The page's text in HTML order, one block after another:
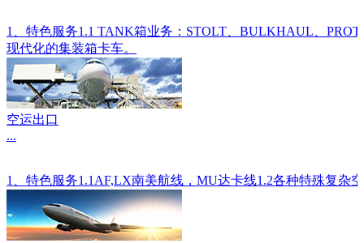
1、特色服务1.1 TANK箱业务：STOLT、BULKHAUL、
现代化的集装箱卡车。
空运出口
...
1、特色服务1.1AF,LX南美航线，MU达卡线1.2各种特殊复杂